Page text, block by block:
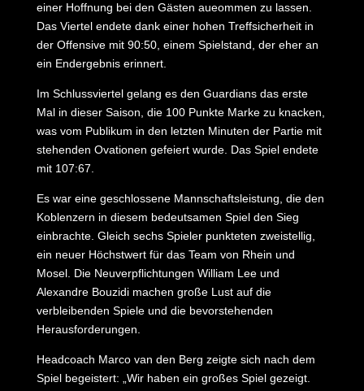
einer Hoffnung bei den Gästen aueommen zu lassen.
Das Viertel endete dank einer hohen Treffsicherheit in
der Offensive mit 90:50, einem Spielstand, der eher an
ein Endergebnis erinnert.
Im Schlussviertel gelang es den Guardians das erste
Mal in dieser Saison, die 100 Punkte Marke zu knacken,
was vom Publikum in den letzten Minuten der Partie mit
stehenden Ovationen gefeiert wurde. Das Spiel endete
mit 107:67.
Es war eine geschlossene Mannschaftsleistung, die den
Koblenzern in diesem bedeutsamen Spiel den Sieg
einbrachte. Gleich sechs Spieler punkteten zweistellig,
ein neuer Höchstwert für das Team von Rhein und
Mosel. Die Neuverpflichtungen William Lee und
Alexandre Bouzidi machen große Lust auf die
verbleibenden Spiele und die bevorstehenden
Herausforderungen.
Headcoach Marco van den Berg zeigte sich nach dem
Spiel begeistert: „Wir haben ein großes Spiel gezeigt.